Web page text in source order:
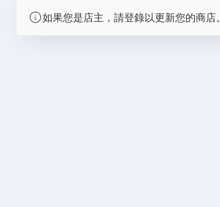
如果您是店主，請登錄以更新您的商店。